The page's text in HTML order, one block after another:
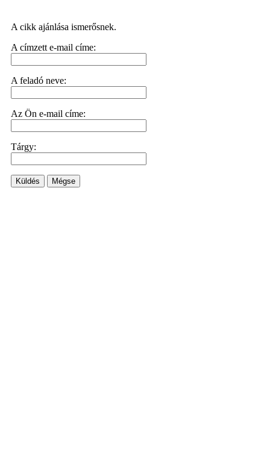
A cikk ajánlása ismerősnek.
A címzett e-mail címe:
A feladó neve:
Az Ön e-mail címe:
Tárgy:
Küldés Mégse